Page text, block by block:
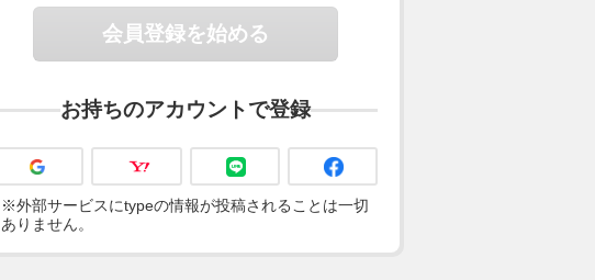
会員登録を始める
お持ちのアカウントで登録
※外部サービスにtypeの情報が投稿されることは一切
ありません。